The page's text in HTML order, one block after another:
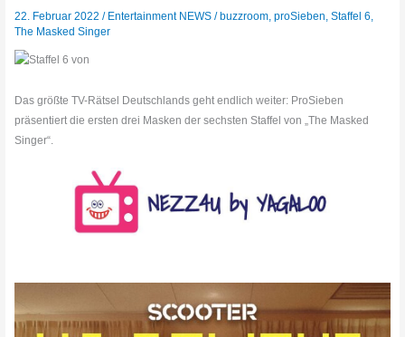
22. Februar 2022/ Entertainment NEWS /buzzroom,proSieben,Staffel 6,
The Masked Singer
Das größte TV-Rätsel Deutschlands geht endlich weiter: ProSieben
präsentiert die ersten drei Masken der sechsten Staffel von „The Masked
Singer“.